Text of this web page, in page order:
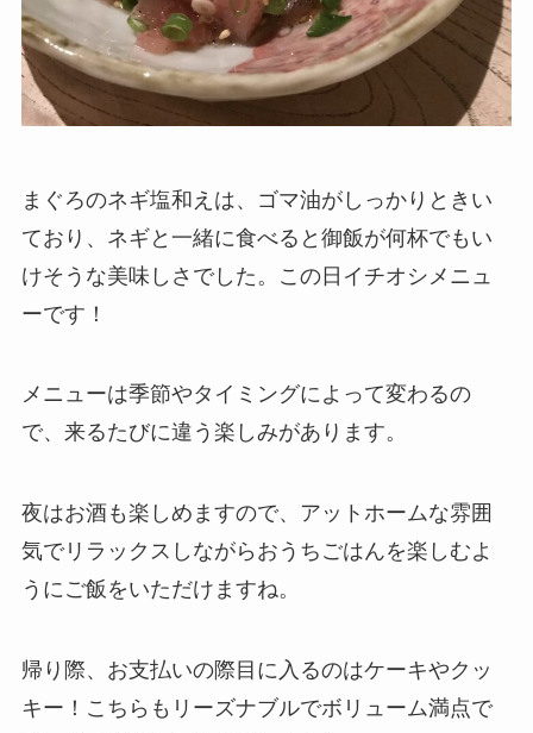
まぐろのネギ塩和えは、ゴマ油がしっかりときい
ており、ネギと一緒に食べると御飯が何杯でもい
けそうな美味しさでした。この日イチオシメニュ
ーです！
メニューは季節やタイミングによって変わるの
で、来るたびに違う楽しみがあります。
夜はお酒も楽しめますので、アットホームな雰囲
気でリラックスしながらおうちごはんを楽しむよ
うにご飯をいただけますね。
帰り際、お支払いの際目に入るのはケーキやクッ
キー！こちらもリーズナブルでボリューム満点で